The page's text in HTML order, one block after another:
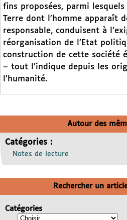
fins proposées, parmi
Terre dont l’homme apparaît
responsable, conduisent à
réorganisation de l’Etat
construction de cette société
– tout l’indique depuis les
l’humanité.
Autour des
Catégories :
Notes de lecture
Rechercher un
Catégories